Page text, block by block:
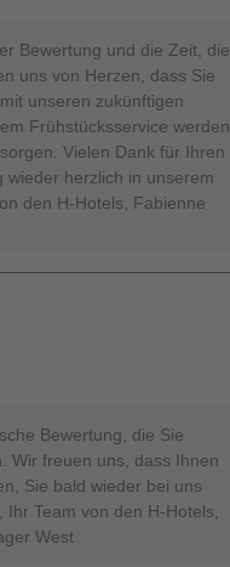
Bewertung und die Zeit, die
uns von Herzen, dass Sie
unseren zukünftigen
Frühstücksservice werden
Vielen Dank für Ihren
wieder herzlich in unserem
den H-Hotels, Fabienne
Bewertung, die Sie
Wir freuen uns, dass Ihnen
Sie bald wieder bei uns
Team von den H-Hotels,
West